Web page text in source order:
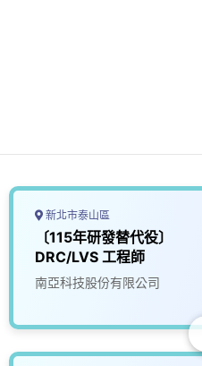
新北市泰山區
〔115年研發替代役〕
DRC/LVS 工程師
南亞科技股份有限公司